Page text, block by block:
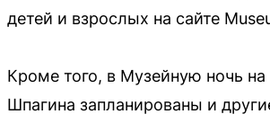
детей и взрослых на сайте
Кроме того, в Музейную ночь на
Шпагина запланированы и